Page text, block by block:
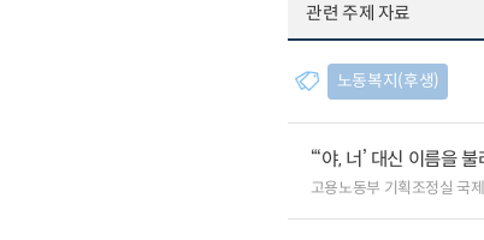
관련 주제 자료
노동복지(후생)
“‘야, 너’ 대신 이름을
고용노동부 기획조정실 국